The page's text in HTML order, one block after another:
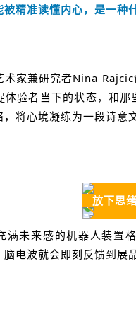
精准读懂内心，是一种
术家兼研究者Nina
体验者当下的状态，和
将心境凝练为一段诗意
放下思
满未来感的机器人装置
电波就会即刻反馈到展